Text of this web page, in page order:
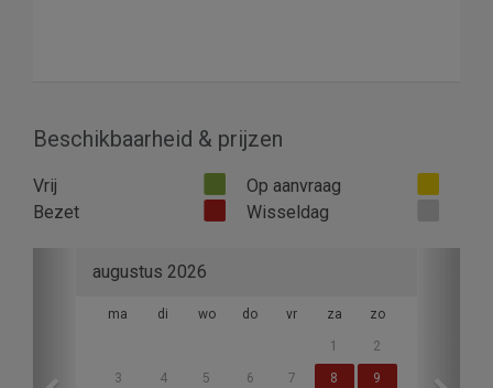
Beschikbaarheid & prijzen
Vrij
Op aanvraag
Bezet
Wisseldag
augustus 2026
ma di wo do vr za zo
1 2
3 4 5 6 7 8 9
Previous